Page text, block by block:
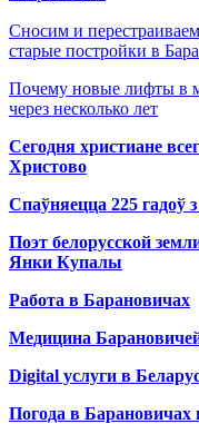
Сносим и
старые постройки в
Почему новые лифты в
через несколько лет
Сегодня христиане
Христово
Спаўняецца 225 гадоў
Поэт белорусской
Янки Купалы
Работа в Барановичах
Медицина
Digital услуги в
Погода в Барановичах